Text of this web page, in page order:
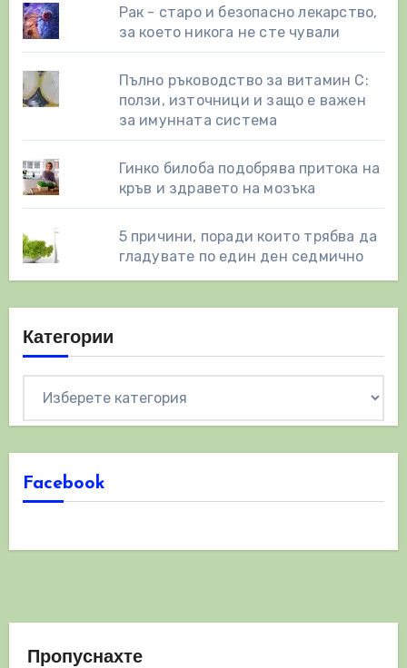
Рак - старо и безопасно лекарство,
за което никога не сте чували
Пълно ръководство за витамин С:
ползи, източници и защо е важен
за имунната система
Гинко билоба подобрява притока на
кръв и здравето на мозъка
5 причини, поради които трябва да
гладувате по един ден седмично
Категории
Facebook
Пропуснахте